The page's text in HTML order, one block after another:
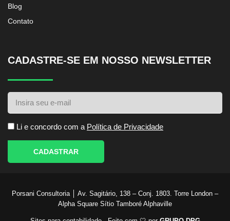
Blog
Contato
CADASTRE-SE EM NOSSO NEWSLETTER
Li e concordo com a Política de Privacidade
CADASTRAR
Porsani Consultoria │ Av. Sagitário, 138 – Conj. 1803. Torre London –
Alpha Square Sítio Tamboré Alphaville